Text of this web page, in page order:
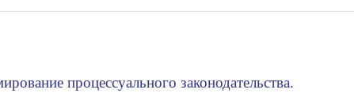
процессуального законодательства.